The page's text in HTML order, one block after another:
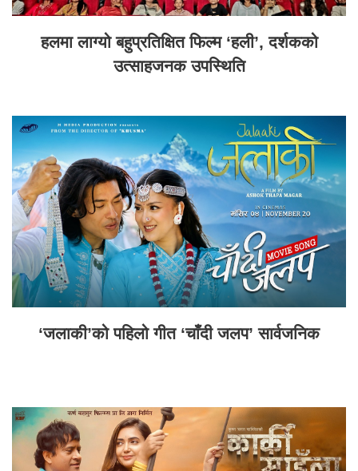
हलमा लाग्यो बहुप्रतिक्षित फिल्म ‘हली’, दर्शकको
उत्साहजनक उपस्थिति
‘जलाकी’को पहिलो गीत ‘चाँदी जलप’ सार्वजनिक